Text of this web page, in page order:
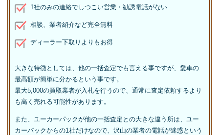
1社のみの連絡でしつこい営業・勧誘電話がない
相談、業者紹介など完全無料
ディーラー下取りよりもお得
大きな特徴としては、他の一括査定でも言える事ですが、愛車の
最高額が簡単に分かるという事です。
最大5,000の買取業者が入札を行うので、通常に査定依頼するより
も高く売れる可能性があります。
また、ユーカーパックが他の一括査定との大きな違う所は、ユー
カーパックからの1社だけなので、沢山の業者の電話が迷惑という